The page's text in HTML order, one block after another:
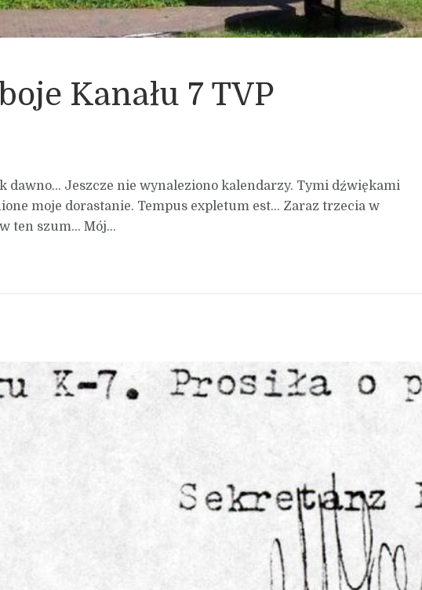
Kanału 7 TVP
dawno… Jeszcze nie wynaleziono kalendarzy. Tymi dźwiękami
moje dorastanie. Tempus expletum est… Zaraz trzecia w
ten szum… Mój...